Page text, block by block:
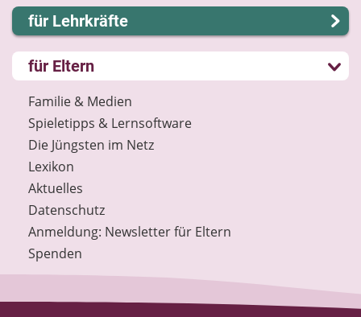
Kontakt
Impressum
Internet-ABC Sitemap
Barrierefreiheit
Länderprojekte
Lernen und Schule
Hobby und Freizeit
Spiel und Spaß
Mitreden und Mitmachen
Lexikon
Datenschutz
Newsletter
für Lehrkräfte
Lernmodule
Unterrichts­materialien
Internet-ABC-Schule
Praxishilfen
Aktuelles
Materialbestellung
Lexikon
Datenschutz
Newsletter
Spenden
für Eltern
Familie & Medien
Spieletipps & Lernsoftware
Die Jüngsten im Netz
Lexikon
Aktuelles
Datenschutz
Anmeldung: Newsletter für Eltern
Spenden